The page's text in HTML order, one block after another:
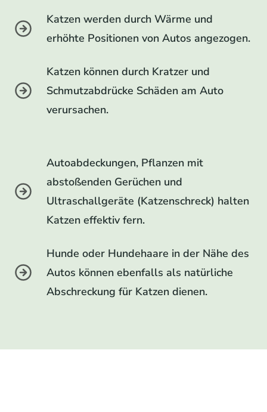
Katzen werden durch Wärme und
erhöhte Positionen von Autos angezogen.
Katzen können durch Kratzer und
Schmutzabdrücke Schäden am Auto
verursachen.
Autoabdeckungen, Pflanzen mit
abstoßenden Gerüchen und
Ultraschallgeräte (Katzenschreck) halten
Katzen effektiv fern.
Hunde oder Hundehaare in der Nähe des
Autos können ebenfalls als natürliche
Abschreckung für Katzen dienen.